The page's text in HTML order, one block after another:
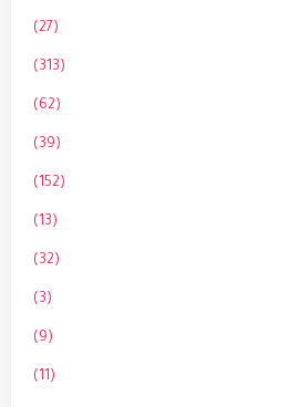
(27)
(313)
(62)
(39)
(152)
(13)
(32)
(3)
(9)
(11)